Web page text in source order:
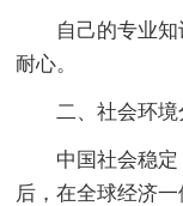
自己的专业知
耐心。
二、社会环境
中国社会稳定
后，在全球经济